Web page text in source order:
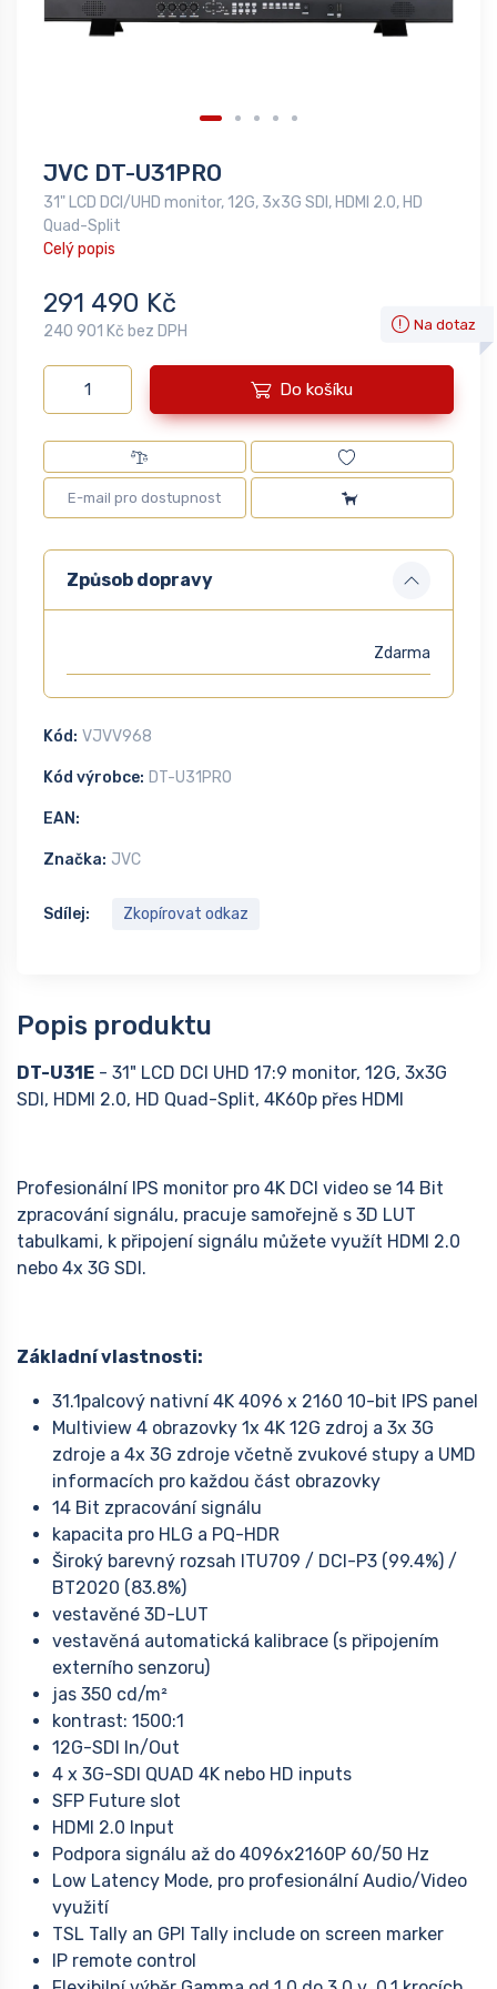
JVC DT-U31PRO
31" LCD DCI/UHD monitor, 12G, 3x3G SDI, HDMI 2.0, HD
Quad-Split
Celý popis
291 490 Kč
240 901 Kč bez DPH Na dotaz
Do košíku
Způsob dopravy
Zdarma
Kód: VJVV968
Kód výrobce: DT-U31PRO
EAN:
Značka: JVC
Sdílej: Zkopírovat odkaz
Popis produktu
DT-U31E - 31" LCD DCI UHD 17:9 monitor, 12G, 3x3G
SDI, HDMI 2.0, HD Quad-Split, 4K60p přes HDMI
Profesionální IPS monitor pro 4K DCI video se 14 Bit
zpracování signálu, pracuje samořejně s 3D LUT
tabulkami, k připojení signálu můžete využít HDMI 2.0
nebo 4x 3G SDI.
Základní vlastnosti:
31.1palcový nativní 4K 4096 x 2160 10-bit IPS panel
Multiview 4 obrazovky 1x 4K 12G zdroj a 3x 3G
zdroje a 4x 3G zdroje včetně zvukové stupy a UMD
informacích pro každou část obrazovky
14 Bit zpracování signálu
kapacita pro HLG a PQ-HDR
Široký barevný rozsah ITU709 / DCI-P3 (99.4%) /
BT2020 (83.8%)
vestavěné 3D-LUT
vestavěná automatická kalibrace (s připojením
externího senzoru)
jas 350 cd/m²
kontrast: 1500:1
12G-SDI In/Out
4 x 3G-SDI QUAD 4K nebo HD inputs
SFP Future slot
HDMI 2.0 Input
Podpora signálu až do 4096x2160P 60/50 Hz
Low Latency Mode, pro profesionální Audio/Video
využití
TSL Tally an GPI Tally include on screen marker
IP remote control